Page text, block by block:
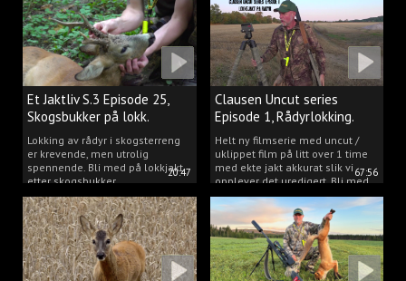
20:47
Et Jaktliv S.3 Episode 25,
Skogsbukker på lokk.
Lokking av rådyr i skogsterreng
er krevende, men utrolig
spennende. Bli med på lokkjakt
etter skogsbukker.
67:56
Clausen Uncut series
Episode 1, Rådyrlokking.
Helt ny filmserie med uncut /
uklippet film på litt over 1 time
med ekte jakt akkurat slik vi
opplever det uredigert. Bli med
Kristoffer og opplev akkurat det
vi gjør når vi er ute og lokker
rådyr.